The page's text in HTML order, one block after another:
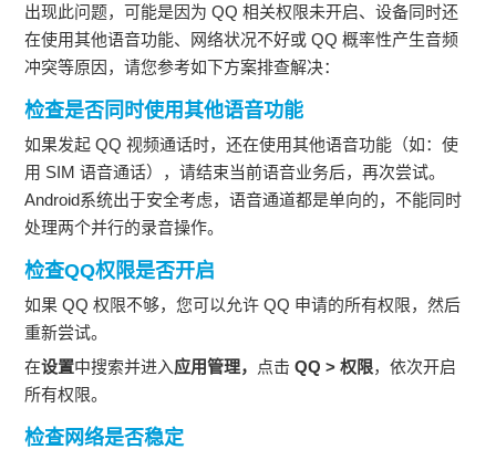
出现此问题，可能是因为 QQ 相关权限未开启、设备同时还
在使用其他语音功能、网络状况不好或 QQ 概率性产生音频
冲突等原因，请您参考如下方案排查解决：
检查是否同时使用其他语音功能
如果发起 QQ 视频通话时，还在使用其他语音功能（如：使
用 SIM 语音通话），请结束当前语音业务后，再次尝试。
Android系统出于安全考虑，语音通道都是单向的，不能同时
处理两个并行的录音操作。
检查QQ权限是否开启
如果 QQ 权限不够，您可以允许 QQ 申请的所有权限，然后
重新尝试。
在设置中搜索并进入应用管理， 点击 QQ > 权限，依次开启
所有权限。
检查网络是否稳定